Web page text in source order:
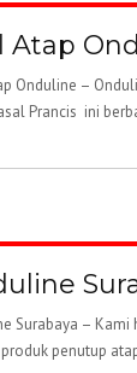
Atap
Onduline –
Prancis ini
Surabaya –
penutup